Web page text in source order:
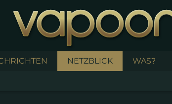
NETZBLICK WAS?